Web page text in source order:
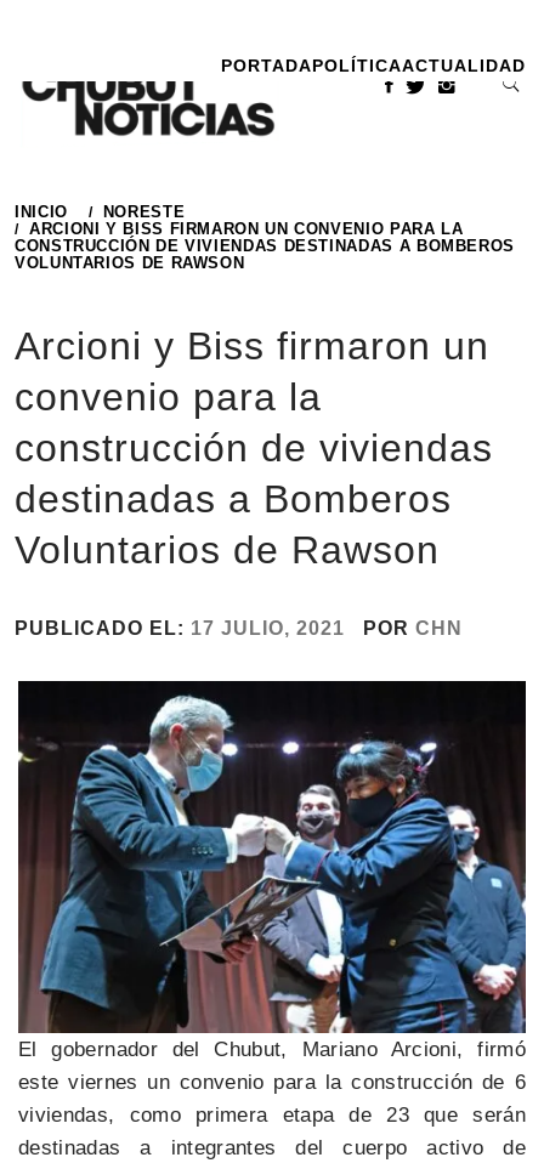
contenido
PORTADAPOLÍTICAACTUALIDAD
INICIO
NORESTE
ARCIONI Y BISS FIRMARON UN CONVENIO PARA LA
CONSTRUCCIÓN DE VIVIENDAS DESTINADAS A BOMBEROS
VOLUNTARIOS DE RAWSON
Arcioni y Biss firmaron un
convenio para la
construcción de viviendas
destinadas a Bomberos
Voluntarios de Rawson
PUBLICADO EL: 17 JULIO, 2021 POR CHN
El gobernador del Chubut, Mariano Arcioni, firmó
este viernes un convenio para la construcción de 6
viviendas, como primera etapa de 23 que serán
destinadas a integrantes del cuerpo activo de